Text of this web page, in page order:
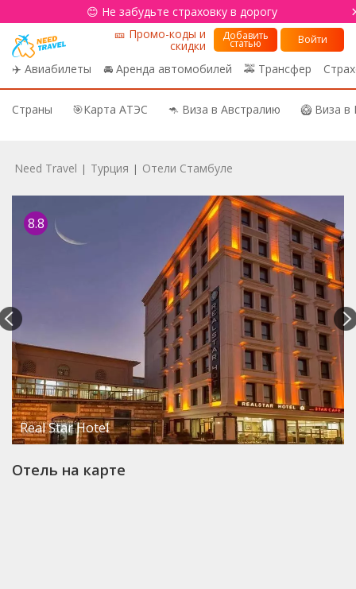
😊 Не забудьте страховку в дорогу
✈️ Авиабилеты 🚘 Аренда автомобилей 🚕 Трансфер
🎫 Промо-коды и
скидки
Добавить
статью Войти
Страны 🎯Карта АТЭС 🦘 Виза в Австралию 🥝 Виза
Need Travel | Турция | Отели Стамбуле
8.8
Real Star Hotel
Отель на карте